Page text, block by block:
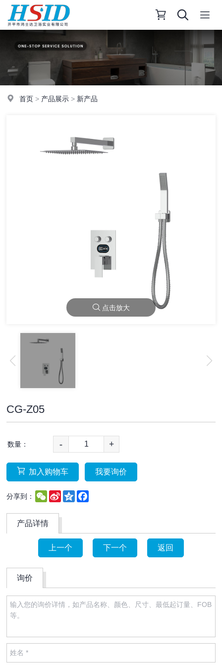
首页 > 产品展示 > 新产品
点击放大
CG-Z05
数量： - +
加入购物车 我要询价
分享到： WeChat
Sina
Weibo
Qzone
产品详情
上一个 下一个 返回
询价